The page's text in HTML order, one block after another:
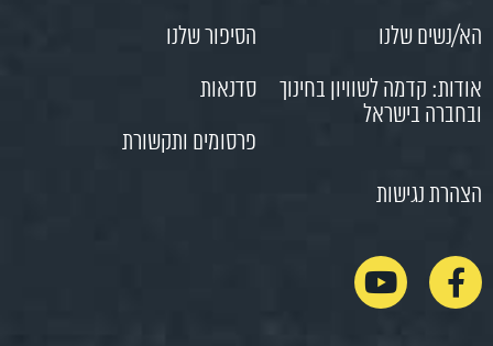
הא/נשים שלנו
הסיפור שלנו
אודות: קדמה לשוויון בחינוך
ובחברה בישראל
סדנאות
פרסומים ותקשורת
הצהרת נגישות